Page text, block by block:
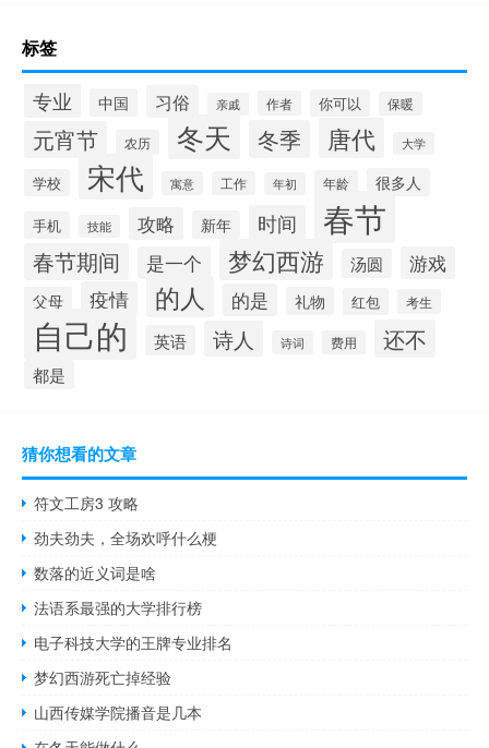
标签
专业 中国 习俗 亲戚 作者 你可以 保暖
元宵节 农历 冬天 冬季 唐代 大学
学校 宋代 寓意 工作 年初 年龄 很多人
手机 技能 攻略 新年 时间 春节
春节期间 是一个 梦幻西游 汤圆 游戏
父母 疫情 的人 的是 礼物 红包 考生
自己的 英语 诗人 诗词 费用 还不
都是
猜你想看的文章
符文工房3 攻略
劲夫劲夫，全场欢呼什么梗
数落的近义词是啥
法语系最强的大学排行榜
电子科技大学的王牌专业排名
梦幻西游死亡掉经验
山西传媒学院播音是几本